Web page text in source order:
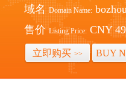
域名 Domain Name:
售价 Listing Price: CNY
立即购买 >> BUY